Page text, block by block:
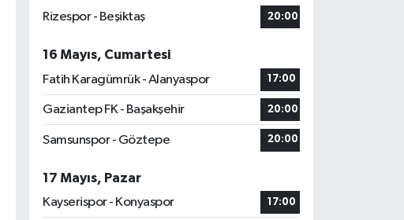
Rizespor - Beşiktaş
20:00
16 Mayıs, Cumartesi
Fatih Karagümrük - Alanyaspor
17:00
Gaziantep FK - Başakşehir 20:00
Samsunspor - Göztepe 20:00
17 Mayıs, Pazar
Kayserispor - Konyaspor
17:00